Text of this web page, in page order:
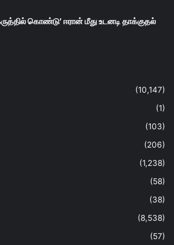
கொண்டு’ ஈரான் மீது உடனடி தாக்குதல்
(10,147)
(1)
(103)
(206)
(1,238)
(58)
(38)
(8,538)
(57)